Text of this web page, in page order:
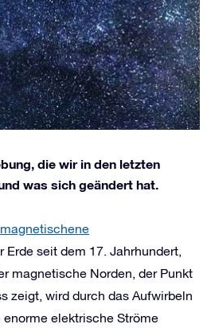
die wir in den letzten
was sich geändert hat.
magnetischene
seit dem 17. Jahrhundert,
magnetische Norden, der Punkt
zeigt, wird durch das Aufwirbeln
elektrische Ströme